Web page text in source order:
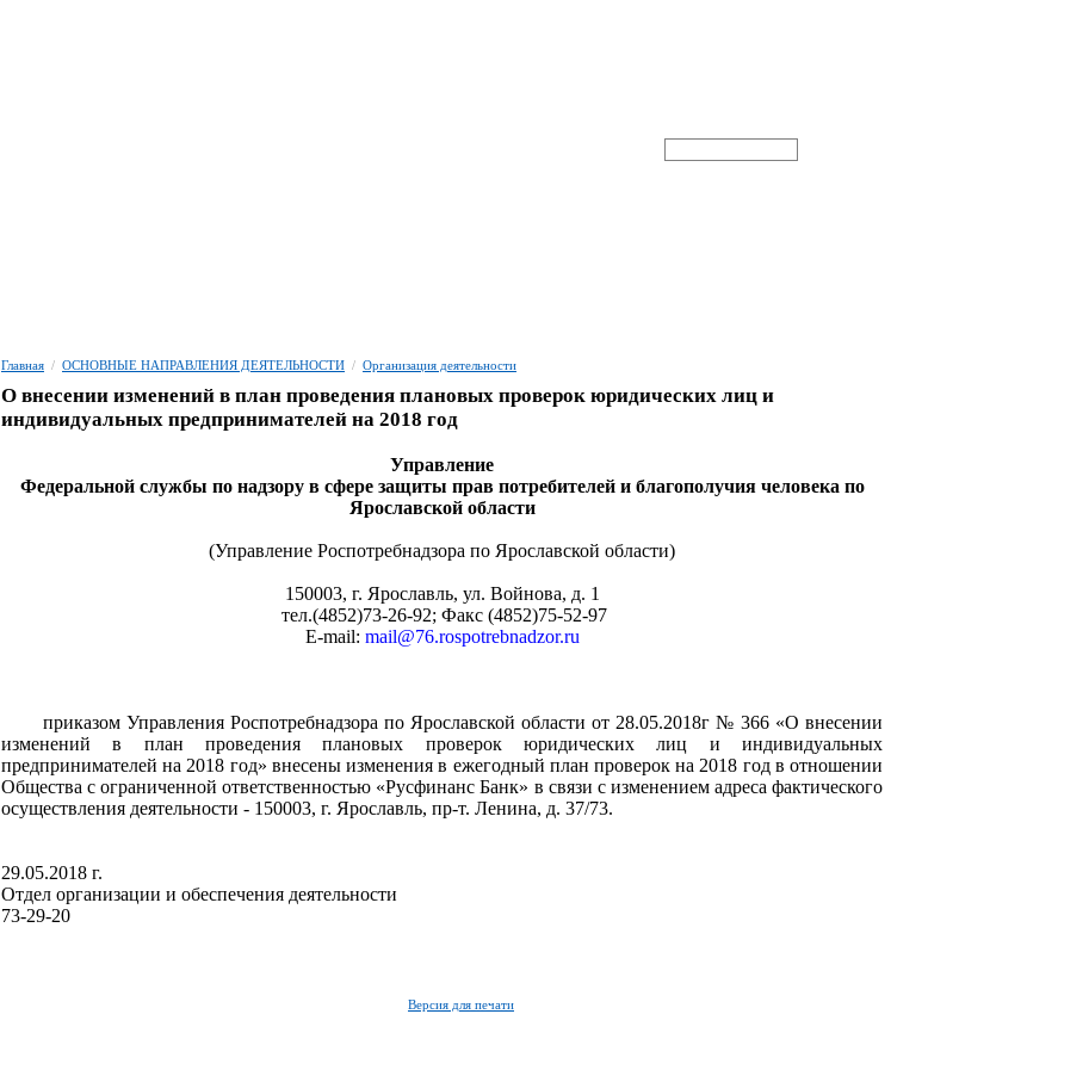
Главная / ОСНОВНЫЕ НАПРАВЛЕНИЯ ДЕЯТЕЛЬНОСТИ / Организация деятельности
О внесении изменений в план проведения плановых проверок юридических лиц и
индивидуальных предпринимателей на 2018 год
Управление
Федеральной службы по надзору в сфере защиты прав потребителей и благополучия человека по
Ярославской области
(Управление Роспотребнадзора по Ярославской области)
150003, г. Ярославль, ул. Войнова, д. 1
тел.(4852)73-26-92; Факс (4852)75-52-97
E-mail: mail@76.rospotrebnadzor.ru
приказом Управления Роспотребнадзора по Ярославской области от 28.05.2018г № 366 «О внесении
изменений в план проведения плановых проверок юридических лиц и индивидуальных
предпринимателей на 2018 год» внесены изменения в ежегодный план проверок на 2018 год в отношении
Общества с ограниченной ответственностью «Русфинанс Банк» в связи с изменением адреса фактического
осуществления деятельности - 150003, г. Ярославль, пр-т. Ленина, д. 37/73.
29.05.2018 г.
Отдел организации и обеспечения деятельности
73-29-20
Версия для печати